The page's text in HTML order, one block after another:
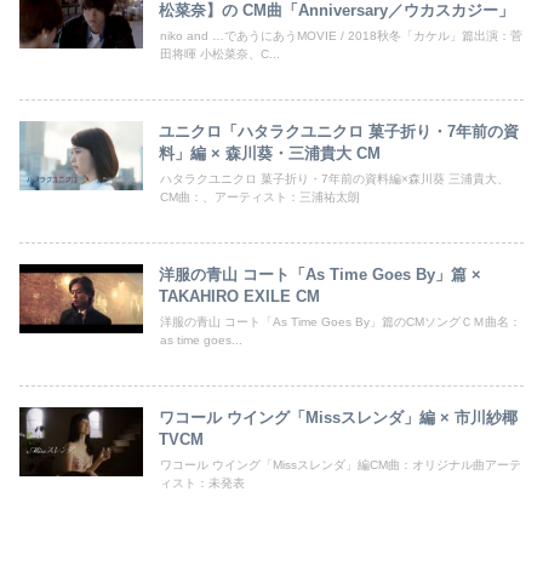
松菜奈】の CM曲「Anniversary／ウカスカジー」
niko and …であうにあうMOVIE / 2018秋冬「カケル」篇出演：菅
田将暉 小松菜奈、C...
ユニクロ「ハタラクユニクロ 菓子折り・7年前の資
料」編 × 森川葵・三浦貴大 CM
ハタラクユニクロ 菓子折り・7年前の資料編×森川葵 三浦貴大、
CM曲：、アーティスト：三浦祐太朗
洋服の青山 コート「As Time Goes By」篇 ×
TAKAHIRO EXILE CM
洋服の青山 コート「As Time Goes By」篇のCMソングＣＭ曲名：
as time goes...
ワコール ウイング「Missスレンダ」編 × 市川紗椰
TVCM
ワコール ウイング「Missスレンダ」編CM曲：オリジナル曲アーテ
ィスト：未発表